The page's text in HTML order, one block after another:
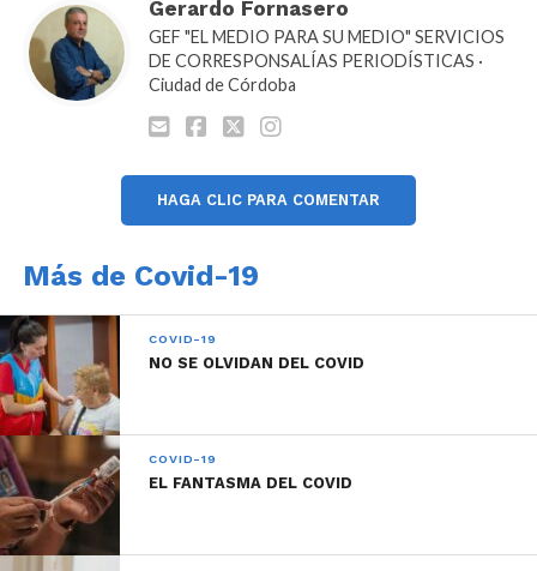
positivo es de 65,35 contagios diarios.
Gerardo Fornasero
GEF "EL MEDIO PARA SU MEDIO" SERVICIOS
DE CORRESPONSALÍAS PERIODÍSTICAS ·
Ciudad de Córdoba
HAGA CLIC PARA COMENTAR
Más de Covid-19
COVID-19
NO SE OLVIDAN DEL COVID
COVID-19
EL FANTASMA DEL COVID